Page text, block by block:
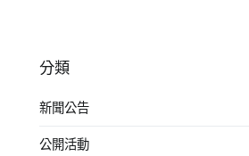
分類
新聞公告
公開活動